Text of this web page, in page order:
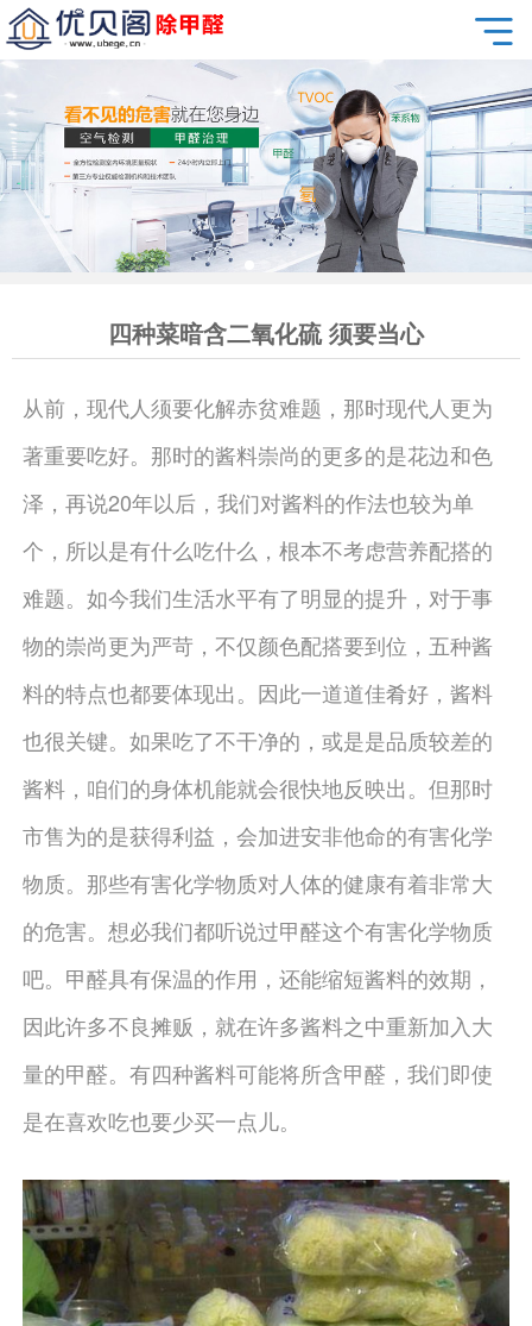
四种菜暗含二氧化硫 须要当心
从前，现代人须要化解赤贫难题，那时现代人更为
著重要吃好。那时的酱料崇尚的更多的是花边和色
泽，再说20年以后，我们对酱料的作法也较为单
个，所以是有什么吃什么，根本不考虑营养配搭的
难题。如今我们生活水平有了明显的提升，对于事
物的崇尚更为严苛，不仅颜色配搭要到位，五种酱
料的特点也都要体现出。因此一道道佳肴好，酱料
也很关键。如果吃了不干净的，或是是品质较差的
酱料，咱们的身体机能就会很快地反映出。但那时
市售为的是获得利益，会加进安非他命的有害化学
物质。那些有害化学物质对人体的健康有着非常大
的危害。想必我们都听说过甲醛这个有害化学物质
吧。甲醛具有保温的作用，还能缩短酱料的效期，
因此许多不良摊贩，就在许多酱料之中重新加入大
量的甲醛。有四种酱料可能将所含甲醛，我们即使
是在喜欢吃也要少买一点儿。